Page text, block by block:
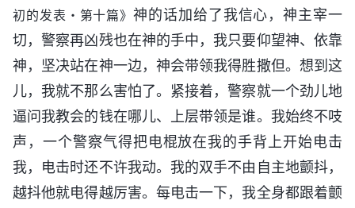
初的发表・第十篇》神的话加给了我信心，神主宰一
切，警察再凶残也在神的手中，我只要仰望神、依靠
神，坚决站在神一边，神会带领我得胜撒但。想到这
儿，我就不那么害怕了。紧接着，警察就一个劲儿地
逼问我教会的钱在哪儿、上层带领是谁。我始终不吱
声，一个警察气得把电棍放在我的手背上开始电击
我，电击时还不许我动。我的双手不由自主地颤抖，
越抖他就电得越厉害。每电击一下，我全身都跟着颤